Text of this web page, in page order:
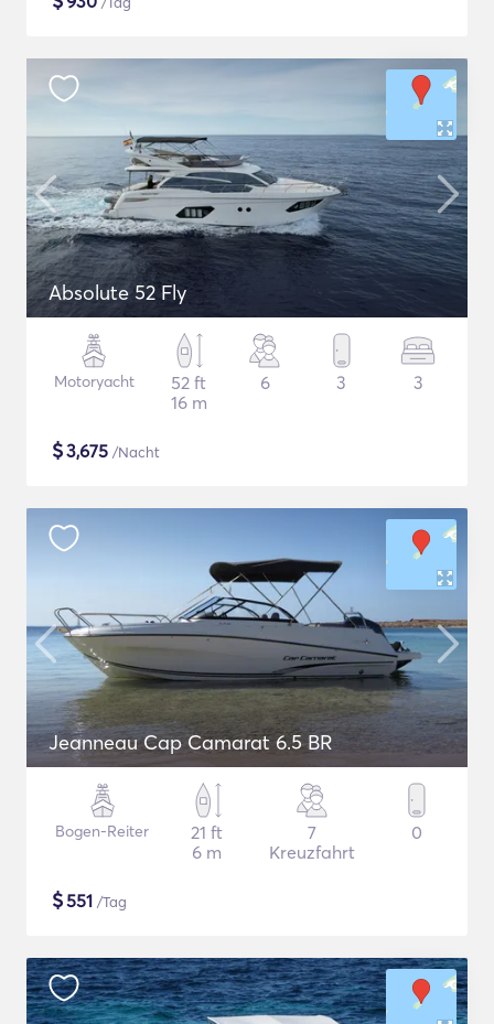
Absolute 52 Fly
Motoryacht
52 ft
16 m
6 3 3
$3,675 /Nacht
Jeanneau Cap Camarat 6.5 BR
Bogen-Reiter
21 ft
6 m
7
Kreuzfahrt
0
$551 /Tag